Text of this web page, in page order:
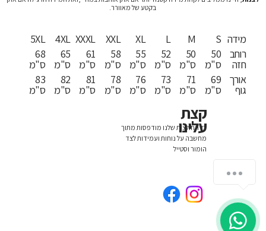
בקטע של מאוורר.
5XL
68
ס"מ
83
ס"מ
4XL
65
ס"מ
82
ס"מ
XXXL
61
ס"מ
81
ס"מ
XXL
58
ס"מ
78
ס"מ
XL
55
ס"מ
76
ס"מ
L
52
ס"מ
73
ס"מ
M
50
ס"מ
71
ס"מ
S
50
ס"מ
69
ס"מ
מידה
רוחב
חזה
אורך
גוף
כל החולצות שלנו מודפסות מתוך
מחשבה על נוחות ועמידות לצד
הומור וסטייל
קצת
עלינו